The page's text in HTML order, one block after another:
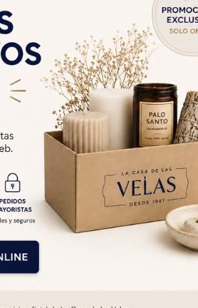
Cambios y
Medios de pago
te pueden interesar